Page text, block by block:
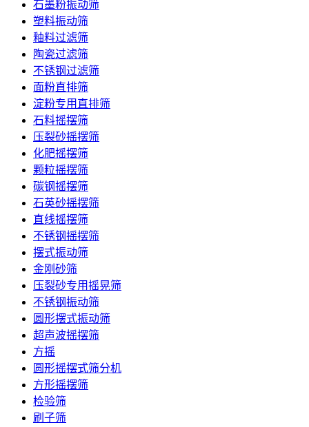
石墨粉振动筛
塑料振动筛
釉料过滤筛
陶瓷过滤筛
不锈钢过滤筛
面粉直排筛
淀粉专用直排筛
石料摇摆筛
压裂砂摇摆筛
化肥摇摆筛
颗粒摇摆筛
碳钢摇摆筛
石英砂摇摆筛
直线摇摆筛
不锈钢摇摆筛
摆式振动筛
金刚砂筛
压裂砂专用摇晃筛
不锈钢振动筛
圆形摆式振动筛
超声波摇摆筛
方摇
圆形摇摆式筛分机
方形摇摆筛
检验筛
刷子筛